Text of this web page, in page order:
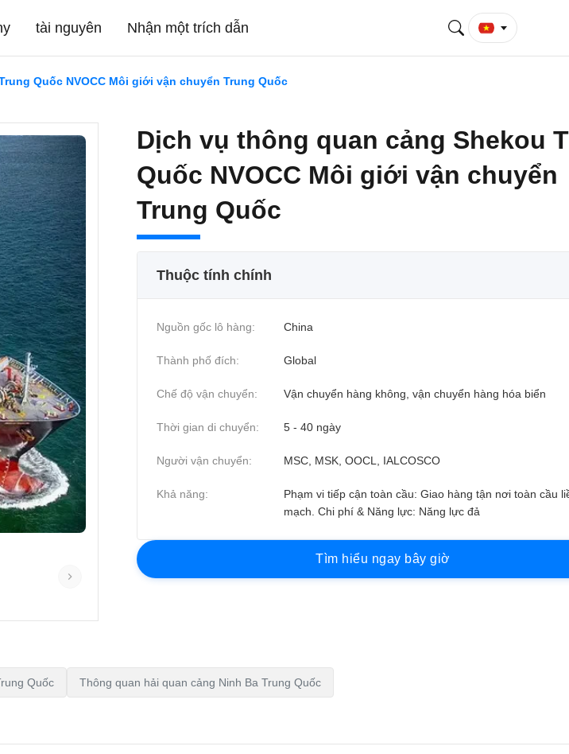
tài nguyên Nhận một trích dẫn
Quốc NVOCC Môi giới vận chuyển Trung Quốc
Dịch vụ thông quan cảng Shekou
Quốc NVOCC Môi giới vận chuyển
Trung Quốc
Thuộc tính chính
Nguồn gốc lô hàng: China
Thành phố đích: Global
Chế độ vận chuyển: Vận chuyển hàng không, vận chuyển hàng hóa biển
Thời gian di chuyển: 5 - 40 ngày
Người vận chuyển: MSC, MSK, OOCL, IALCOSCO
Khả năng:
Phạm vi tiếp cận toàn cầu: Giao hàng tận nơi toàn cầu
mạch. Chi phí & Năng lực: Năng lực đả
Tìm hiểu ngay bây giờ
Quốc Thông quan hải quan cảng Ninh Ba Trung Quốc